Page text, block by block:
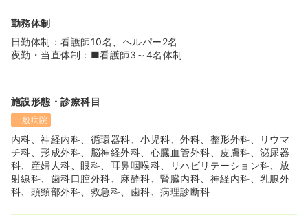
勤務体制
日勤体制：看護師10名、ヘルパー2名
夜勤・当直体制：■看護師3～4名体制
施設形態・診療科目
一般病院
内科、神経内科、循環器科、小児科、外科、整形外科、リウマ
チ科、形成外科、脳神経外科、心臓血管外科、皮膚科、泌尿器
科、産婦人科、眼科、耳鼻咽喉科、リハビリテーション科、放
射線科、歯科口腔外科、麻酔科、腎臓内科、神経内科、乳腺外
科、頭頸部外科、救急科、歯科、病理診断科